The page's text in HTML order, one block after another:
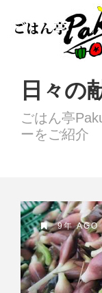
日々の
ごはん亭
ーをご紹介
9年 AGO